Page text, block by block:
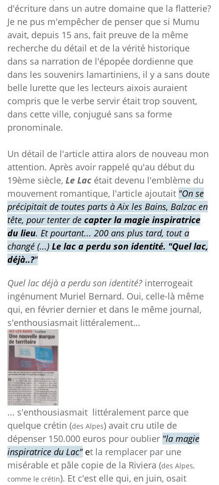
d'écriture dans un autre domaine que la flatterie?
Je ne pus m'empêcher de penser que si Mumu
avait, depuis 15 ans, fait preuve de la même
recherche du détail et de la vérité historique
dans sa narration de l'épopée dordienne que
dans les souvenirs lamartiniens, il y a sans doute
belle lurette que les lecteurs aixois auraient
compris que le verbe servir était trop souvent,
dans cette ville, conjugué sans sa forme
pronominale.
Un détail de l'article attira alors de nouveau mon
attention. Après avoir rappelé qu'au début du
19ème siècle, Le Lac était devenu l'emblème du
mouvement romantique, l'article ajoutait "On se
précipitait de toutes parts à Aix les Bains, Balzac en
tête, pour tenter de capter la magie inspiratrice
du lieu. Et pourtant... 200 ans plus tard, tout a
changé (...) Le lac a perdu son identité. "Quel lac,
déjà..?"
Quel lac déjà a perdu son identité? interrogeait
ingénument Muriel Bernard. Oui, celle-là même
qui, en février dernier et dans le même journal,
s'enthousiasmait littéralement...
... s'enthousiasmait littéralement parce que
quelque crétin (des Alpes) avait cru utile de
dépenser 150.000 euros pour oublier "la magie
inspiratrice du Lac" et la remplacer par une
misérable et pâle copie de la Riviera (des Alpes,
comme le crétin). Et c'est elle qui, en juin, osait